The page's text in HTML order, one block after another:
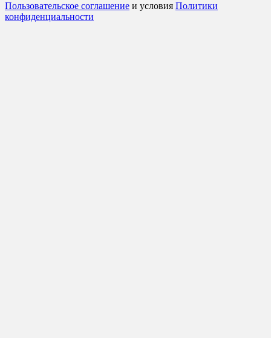
Пользовательское соглашение и условия Политики
конфиденциальности